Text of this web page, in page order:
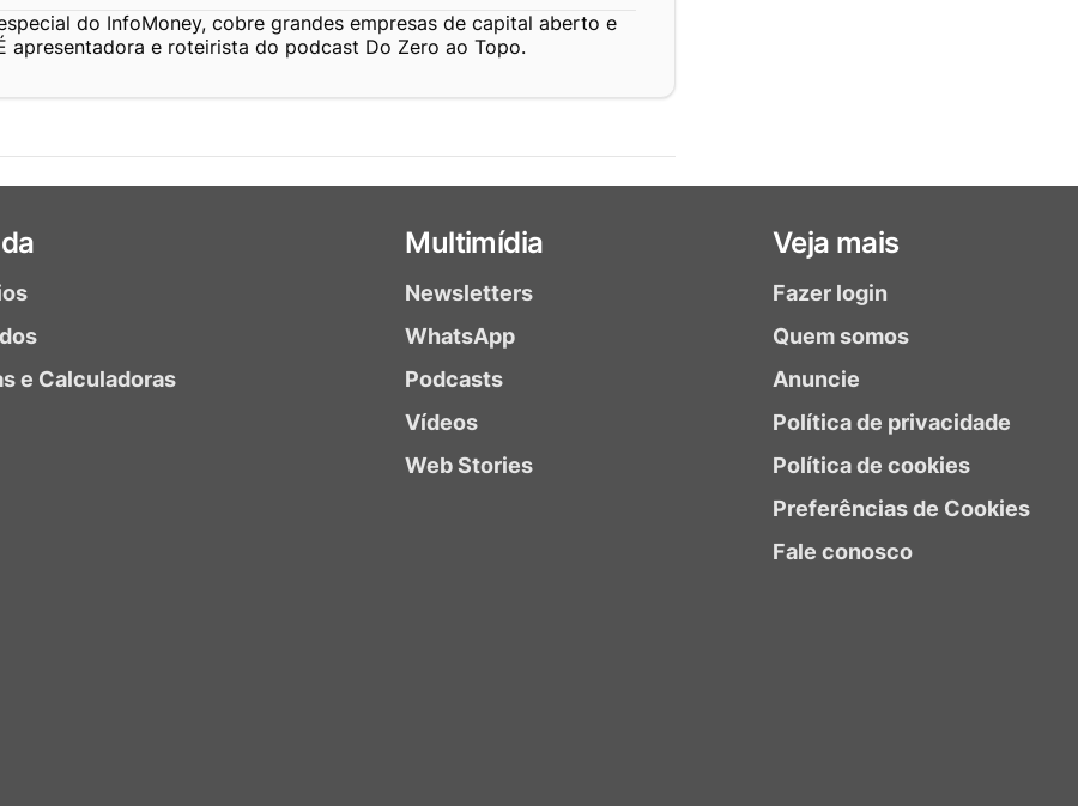
do InfoMoney, cobre grandes empresas de capital aberto e
apresentadora e roteirista do podcast Do Zero ao Topo.
e Calculadoras
Multimídia
Newsletters
WhatsApp
Podcasts
Vídeos
Web Stories
Veja mais
Fazer login
Quem somos
Anuncie
Política de privacidade
Política de cookies
Preferências de Cookies
Fale conosco